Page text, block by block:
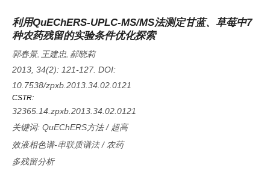
利用QuEChERS-UPLC-MS/MS法测定甘蓝、草莓中7
种农药残留的实验条件优化探索
郭春景, 王建忠, 郝晓莉
2013, 34(2): 121-127. DOI:
10.7538/zpxb.2013.34.02.0121
CSTR:
32365.14.zpxb.2013.34.02.0121
关键词: QuEChERS方法/ 超高
效液相色谱-串联质谱法/ 农药
多残留分析